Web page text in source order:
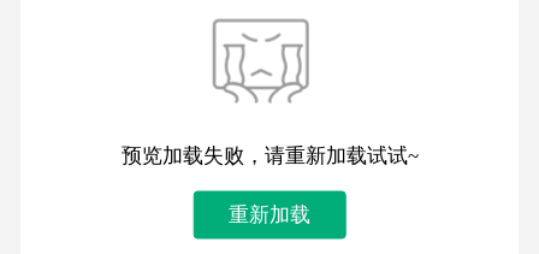
预览加载失败，请重新加载试试~
重新加载